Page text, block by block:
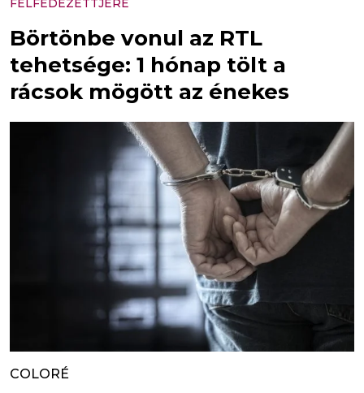
FELFEDEZETTJÉRE
Börtönbe vonul az RTL
tehetsége: 1 hónap tölt a
rácsok mögött az énekes
COLORÉ